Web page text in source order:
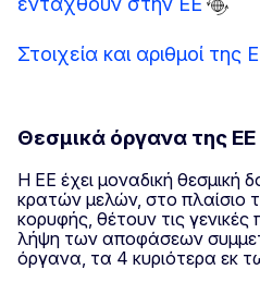
Στοιχεία και αριθμοί της
Θεσμικά όργανα της ΕΕ
Η ΕΕ έχει μοναδική θεσμική
κρατών μελών, στο πλαίσιο
κορυφής, θέτουν τις
λήψη των αποφάσεων
όργανα, τα 4 κυριότερα εκ